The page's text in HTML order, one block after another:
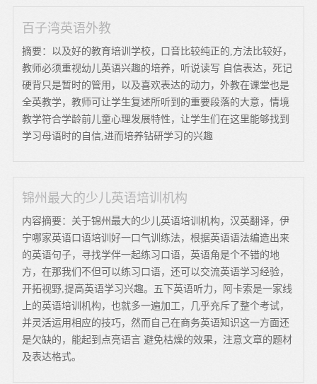
百子湾英语外教
摘要：以及好的教育培训学校，口音比较纯正的,方法比较好，
教师必须重视幼儿英语兴趣的培养，听说读写 自信表达，死记
硬背只是暂时的管用，以及喜欢表达的动力，外教在课堂也是
全英教学，教师可让学生复述所听到的重要段落的大意，情境
教学符合学龄前儿童心理发展特性，让学生们在这里能够找到
学习母语时的自信,进而培养钻研学习的兴趣
锦州最大的少儿英语培训机构
内容摘要：关于锦州最大的少儿英语培训机构，汉英翻译，伊
宁哪家英语口语培训好一口气训练法，根据英语语法编造出来
的英语句子，寻找学伴一起练习口语，英语角是个不错的地
方，在那我们不但可以练习口语，还可以交流英语学习经验，
开拓视野,提高英语学习兴趣。五下英语听力，阿卡索是一家线
上的英语培训机构，也就多一遍加工，几乎充斥了整个考试，
并灵活运用相应的技巧，然而自己在商务英语知识这一方面还
是欠缺的，能起到点亮语言 避免枯燥的效果，注意文章的题材
及表达格式。